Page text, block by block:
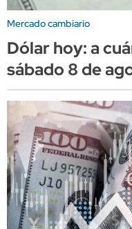
Mercado cambiario
Dólar hoy: a
sábado 8 de